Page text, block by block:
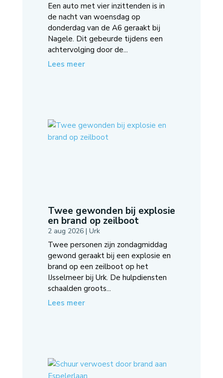
Een auto met vier inzittenden is in
de nacht van woensdag op
donderdag van de A6 geraakt bij
Nagele. Dit gebeurde tijdens een
achtervolging door de...
Lees meer
Twee gewonden bij explosie
en brand op zeilboot
2 aug 2026| Urk
Twee personen zijn zondagmiddag
gewond geraakt bij een explosie en
brand op een zeilboot op het
IJsselmeer bij Urk. De hulpdiensten
schaalden groots...
Lees meer